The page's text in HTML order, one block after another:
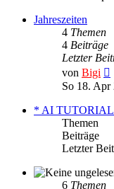
Jahreszeiten
4 Themen
4 Beiträge
Letzter
von Bigi
So 18. Apr
* AI
Themen
Beiträge
Letzter
6 Themen